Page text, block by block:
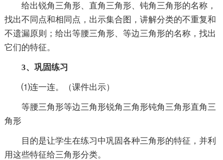
给出锐角三角形、直角三角形、钝角三角形的名称，
找出不同点和相同点，出示集合图，讲解分类的不重复和
不遗漏原则；给出等腰三角形、等边三角形的名称，找出
它们的特征。
3、巩固练习
⑴连一连。（课件出示）
等腰三角形等边三角形锐角三角形钝角三角形直角三
角形
目的是让学生在练习中巩固各种三角形的特征，并利
用这些特征给三角形分类。